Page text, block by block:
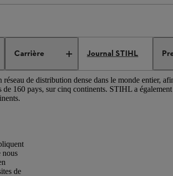
Carrière Journal STIHL
de distribution dense dans le monde entier,
160 pays, sur cinq continents. STIHL a également
nous
de